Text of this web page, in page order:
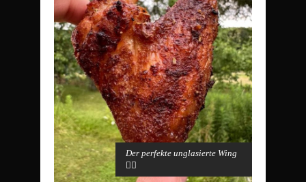
Der perfekte unglasierte Wing
👌🏻